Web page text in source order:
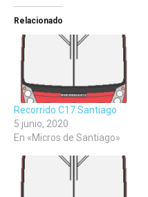
Facebook
abre
ventana
en
una
ventana
nueva)
ventana
Relacionado
Recorrido C17 Santiago
5 junio, 2020
En «Micros de Santiago»